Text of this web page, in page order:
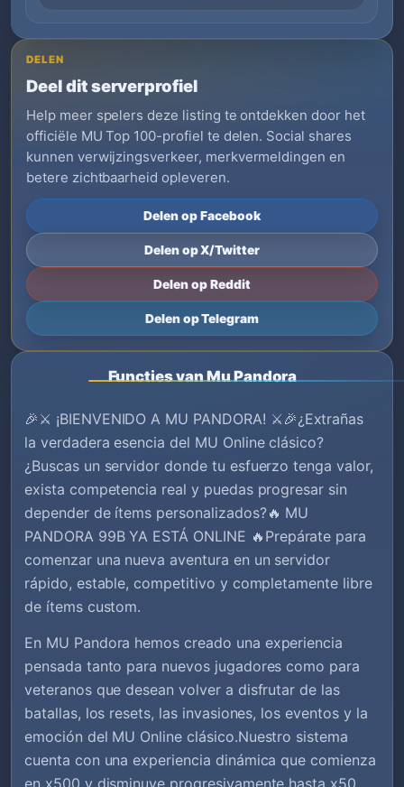
DELEN
Deel dit serverprofiel
Help meer spelers deze listing te ontdekken door het
officiële MU Top 100-profiel te delen. Social shares
kunnen verwijzingsverkeer, merkvermeldingen en
betere zichtbaarheid opleveren.
Delen op Facebook
Delen op X/Twitter
Delen op Reddit
Delen op Telegram
Functies van Mu Pandora
🎉⚔️ ¡BIENVENIDO A MU PANDORA! ⚔️🎉¿Extrañas
la verdadera esencia del MU Online clásico?
¿Buscas un servidor donde tu esfuerzo tenga valor,
exista competencia real y puedas progresar sin
depender de ítems personalizados?🔥 MU
PANDORA 99B YA ESTÁ ONLINE 🔥Prepárate para
comenzar una nueva aventura en un servidor
rápido, estable, competitivo y completamente libre
de ítems custom.
En MU Pandora hemos creado una experiencia
pensada tanto para nuevos jugadores como para
veteranos que desean volver a disfrutar de las
batallas, los resets, las invasiones, los eventos y la
emoción del MU Online clásico.Nuestro sistema
cuenta con una experiencia dinámica que comienza
en x500 y disminuye progresivamente hasta x50,